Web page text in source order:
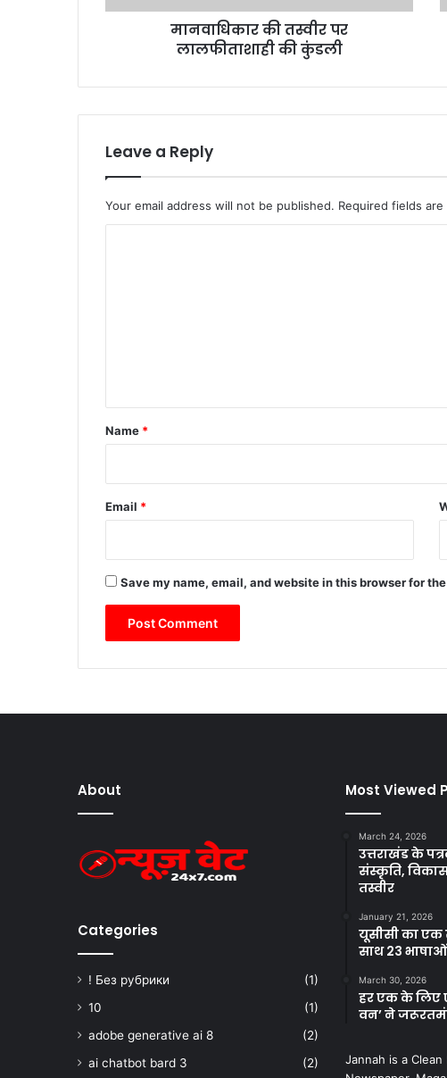
स्वी
ला
शा
ही
मानवाधिकार की तस्वीर पर
लालफीताशाही की कुंडली
Leave a Reply
Your email address will not be published. Required fields are
*
Name *
Email *
Save my name, email, and website in this browser for
About
Categories
! Без рубрики
(1)
10
(1)
adobe generative ai 8
(2)
ai chatbot bard 3
(2)
Most Viewed
March 24, 2026
उत्तराखंड के
संस्कृति,
तस्वीर
January 21, 2026
यूसीसी का
साथ 23
March 30, 2026
हर एक के लिए
वन’ ने
Jannah is a Clean